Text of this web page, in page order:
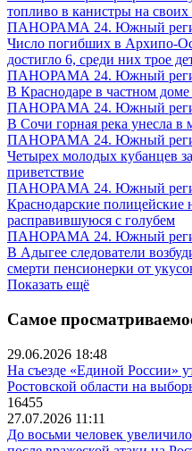
топливо в канистры на своих
ПАНОРАМА 24. Южный
Число погибших в Архипо-
достигло 6, среди них трое
ПАНОРАМА 24. Южный
В Краснодаре в частном
ПАНОРАМА 24. Южный
В Сочи горная река унесла в
ПАНОРАМА 24. Южный
Четырех молодых кубанцев
приветствие
ПАНОРАМА 24. Южный
Краснодарские
расправившуюся с голубем
ПАНОРАМА 24. Южный
В Адыгее следователи
смерти пенсионерки от
Показать ещё
Самое
29.06.2026 18:48
На съезде «Единой России»
Ростовской области на
16455
27.07.2026 11:11
До восьми человек